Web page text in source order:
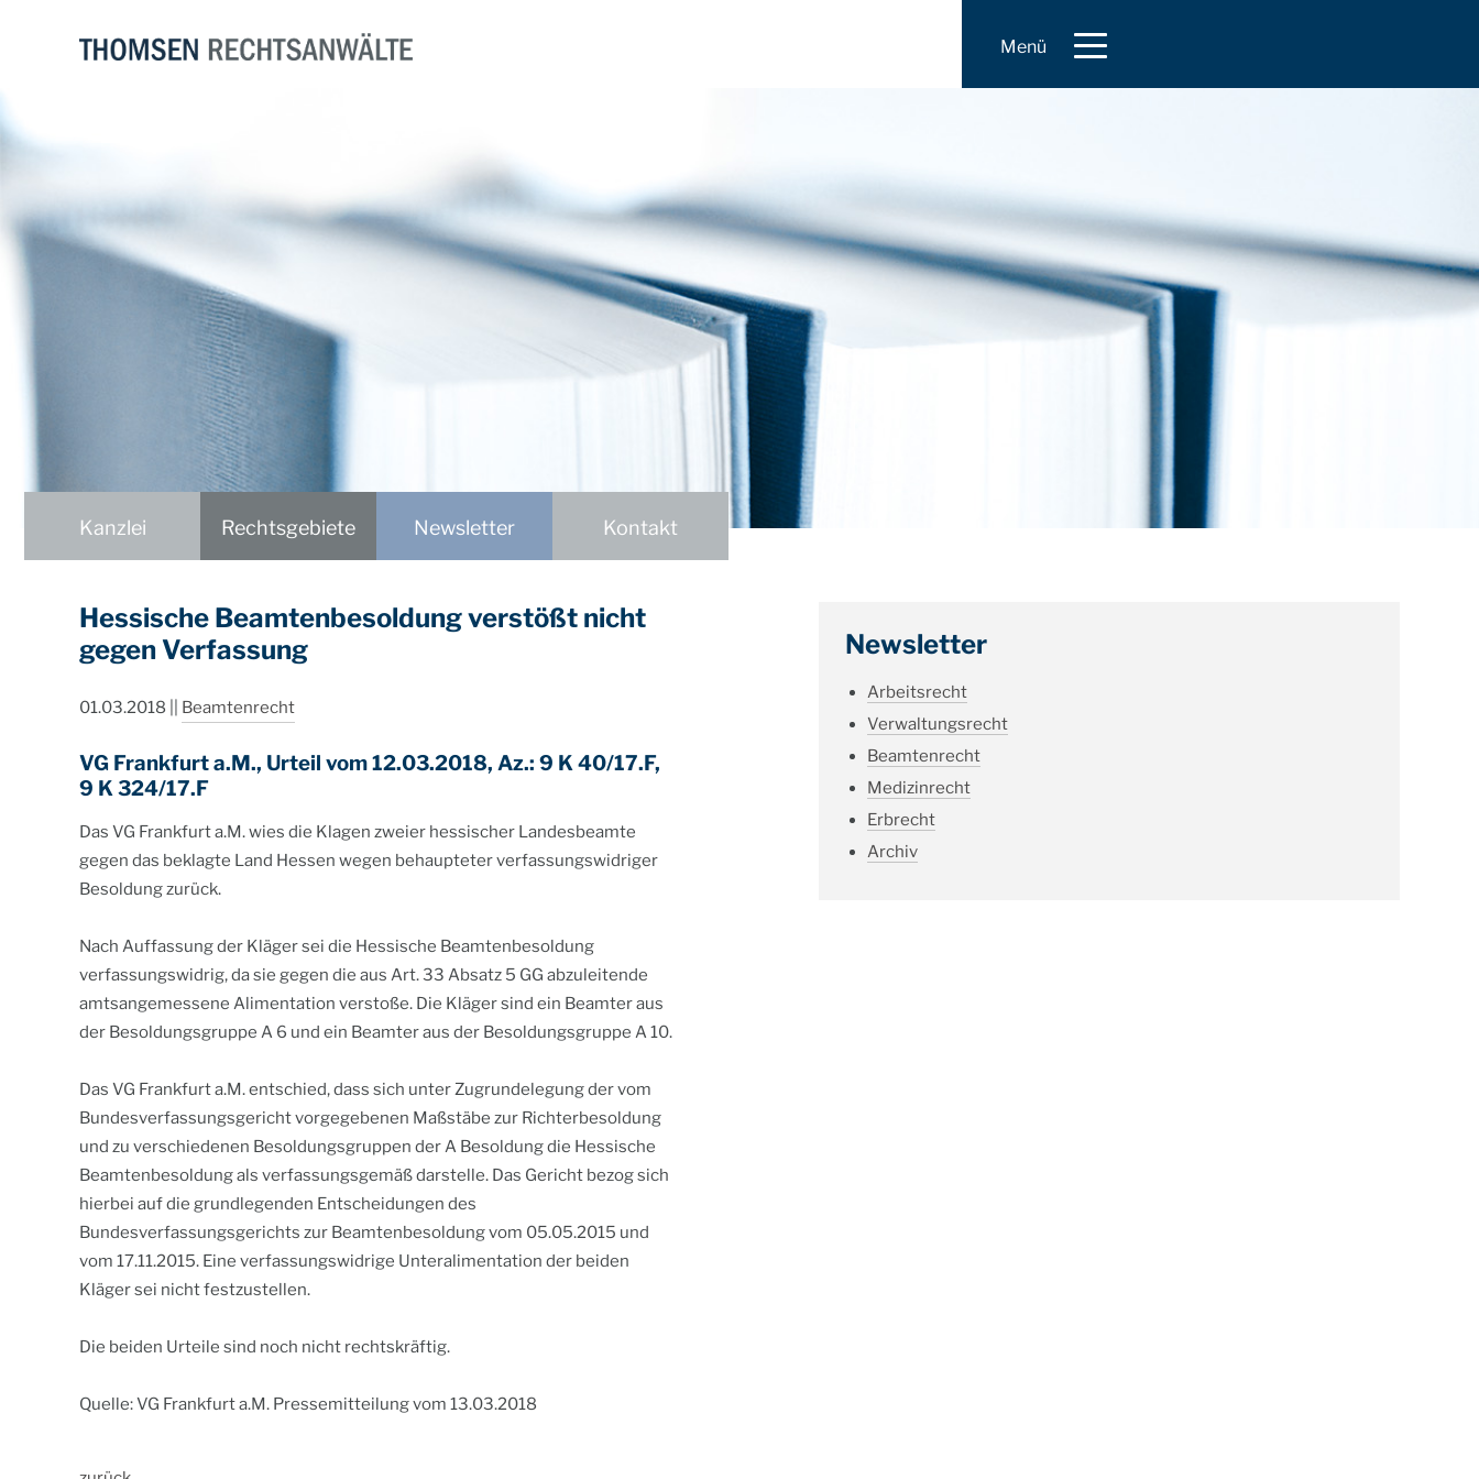
Menü
Yvonne Bredesen
Britta Wolf
Rechtsgebiete
Kanzlei Rechtsgebiete Newsletter Kontakt
Hessische Beamtenbesoldung verstößt nicht
gegen Verfassung
01.03.2018 Beamtenrecht
VG Frankfurt a.M., Urteil vom 12.03.2018, Az.: 9 K 40/17.F,
9 K 324/17.F
Das VG Frankfurt a.M. wies die Klagen zweier hessischer Landesbeamte
gegen das beklagte Land Hessen wegen behaupteter verfassungswidriger
Besoldung zurück.
Nach Auffassung der Kläger sei die Hessische Beamtenbesoldung
verfassungswidrig, da sie gegen die aus Art. 33 Absatz 5 GG abzuleitende
amtsangemessene Alimentation verstoße. Die Kläger sind ein Beamter aus
der Besoldungsgruppe A 6 und ein Beamter aus der Besoldungsgruppe A 10.
Das VG Frankfurt a.M. entschied, dass sich unter Zugrundelegung der vom
Bundesverfassungsgericht vorgegebenen Maßstäbe zur Richterbesoldung
und zu verschiedenen Besoldungsgruppen der A Besoldung die Hessische
Beamtenbesoldung als verfassungsgemäß darstelle. Das Gericht bezog sich
hierbei auf die grundlegenden Entscheidungen des
Bundesverfassungsgerichts zur Beamtenbesoldung vom 05.05.2015 und
vom 17.11.2015. Eine verfassungswidrige Unteralimentation der beiden
Kläger sei nicht festzustellen.
Die beiden Urteile sind noch nicht rechtskräftig.
Quelle: VG Frankfurt a.M. Pressemitteilung vom 13.03.2018
Newsletter
Arbeitsrecht
Verwaltungsrecht
Beamtenrecht
Medizinrecht
Erbrecht
Archiv